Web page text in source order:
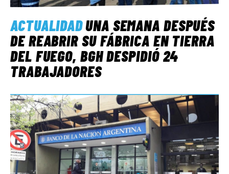
ACTUALIDADUNA SEMANA DESPUÉS
DE REABRIR SU FÁBRICA EN TIERRA
DEL FUEGO, BGH DESPIDIÓ 24
TRABAJADORES